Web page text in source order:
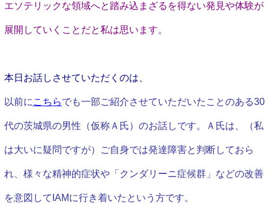
エソテリックな領域へと踏み込まざるを得ない発見や体験が
展開していくことだと私は思います。
本日お話しさせていただくのは、
以前に こちらでも一部ご紹介させていただいたことのある30
代の茨城県の男性（仮称Ａ氏）のお話しです。Ａ氏は、（私
は大いに疑問ですが）ご自身では発達障害と判断しておら
れ、様々な精神的症状や「クンダリーニ症候群」などの改善
を意図してIAMに行き着いたという方です。